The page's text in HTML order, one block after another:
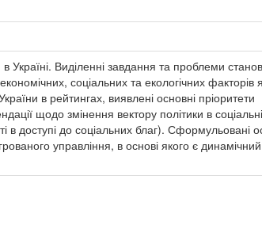
Україні. Виділенні завдання та проблеми
соціальних та екологічних факторів
в рейтингах, виявлені основні пріоритети
щодо змінення вектору політики в
в доступі до соціальних благ). Сформульовані
управління, в основі якого є